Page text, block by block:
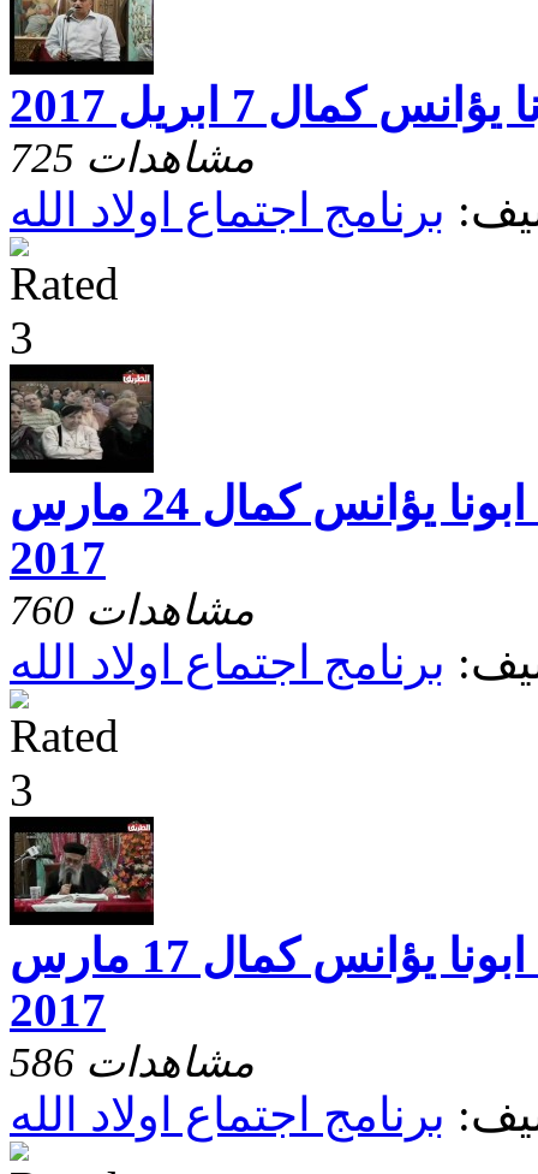
كمال 7 ابريل 2017
725 مشاهدات
برنامج اجتماع اولاد الله
اجتماع اولاد الله ابونا يؤانس كمال 24 مارس
2017
760 مشاهدات
برنامج اجتماع اولاد الله
اجتماع اولاد الله ابونا يؤانس كمال 17 مارس
2017
586 مشاهدات
برنامج اجتماع اولاد الله